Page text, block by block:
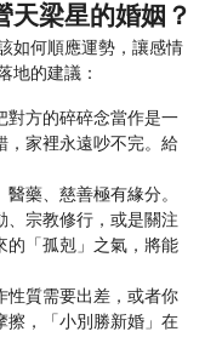
天梁星的婚姻？
如何順應運勢，讓感情
地的建議：
對方的碎碎念當作是一
，家裡永遠吵不完。給
藥、慈善極有緣分。
、宗教修行，或是關注
的「孤剋」之氣，將能
性質需要出差，或者你
擦，「小別勝新婚」在